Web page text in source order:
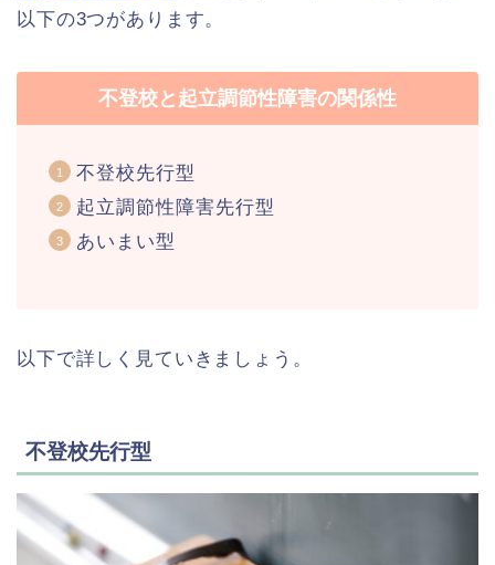
以下の3つがあります。
不登校と起立調節性障害の関係性
不登校先行型
起立調節性障害先行型
あいまい型
以下で詳しく見ていきましょう。
不登校先行型